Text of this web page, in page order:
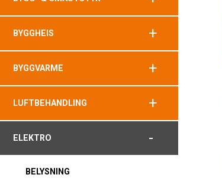
BYGGHEIS +
BYGGVARME +
LUFTBEHANDLING +
ELEKTRO -
BELYSNING